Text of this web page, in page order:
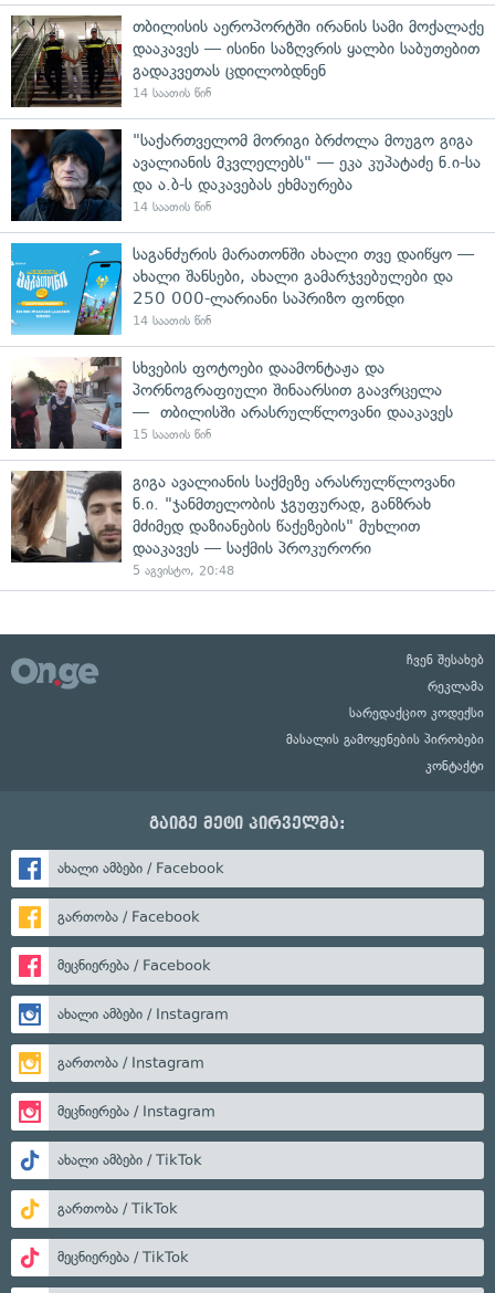
თბილისის აეროპორტში ირანის სამი მოქალაქე
დააკავეს — ისინი საზღვრის ყალბი საბუთებით
გადაკვეთას ცდილობდნენ
14 საათის წინ
"საქართველომ მორიგი ბრძოლა მოუგო გიგა
ავალიანის მკვლელებს" — ეკა კუპატაძე ნ.ი-სა
და ა.ბ-ს დაკავებას ეხმაურება
14 საათის წინ
საგანძურის მარათონში ახალი თვე დაიწყო —
ახალი შანსები, ახალი გამარჯვებულები და
250 000-ლარიანი საპრიზო ფონდი
14 საათის წინ
სხვების ფოტოები დაამონტაჟა და
პორნოგრაფიული შინაარსით გაავრცელა
— თბილისში არასრულწლოვანი დააკავეს
15 საათის წინ
გიგა ავალიანის საქმეზე არასრულწლოვანი
ნ.ი. "ჯანმთელობის ჯგუფურად, განზრახ
მძიმედ დაზიანების წაქეზების" მუხლით
დააკავეს — საქმის პროკურორი
5 აგვისტო, 20:48
ჩვენ შესახებ
რეკლამა
სარედაქციო კოდექსი
მასალის გამოყენების პირობები
კონტაქტი
გაიგე მეტი პირველმა:
ახალი ამბები / Facebook
გართობა / Facebook
მეცნიერება / Facebook
ახალი ამბები / Instagram
გართობა / Instagram
მეცნიერება / Instagram
ახალი ამბები / TikTok
გართობა / TikTok
მეცნიერება / TikTok